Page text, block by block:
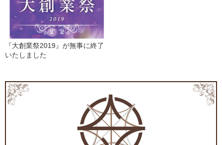
『大創業祭2019』が無事に終了
いたしました